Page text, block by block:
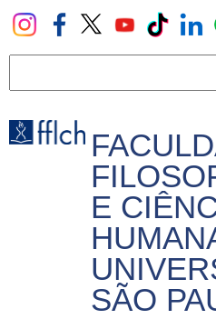
Pular
para
principal
E
SÃO